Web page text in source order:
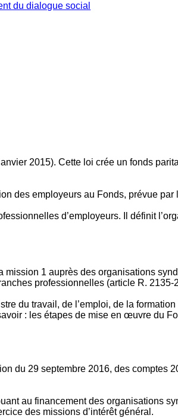
du dialogue social
2015). Cette loi crée un fonds
des employeurs au Fonds, prévue par
d’employeurs. Il définit
1 auprès des organisations
professionnelles (article R.
du travail, de l’emploi, de la
: les étapes de mise en œuvre du
du 29 septembre 2016, des comptes
au financement des organisations
des missions d’intérêt général.